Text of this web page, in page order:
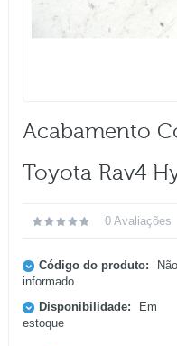
Acabamento
Toyota Rav4
0 Avaliações
Código do produto:
Não
informado
Disponibilidade:
Em
estoque